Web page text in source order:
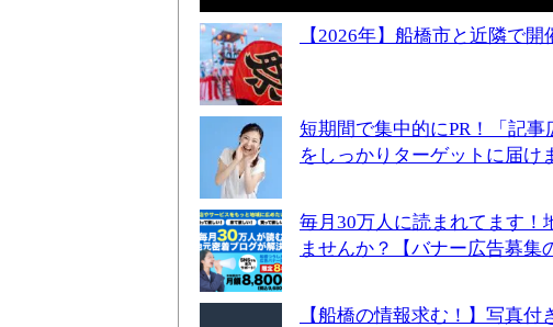
【2026年】船橋市と近隣で
短期間で集中的にPR！「記
をしっかりターゲットに届け
毎月30万人に読まれてます！
ませんか？【バナー広告募集
【船橋の情報求む！】写真